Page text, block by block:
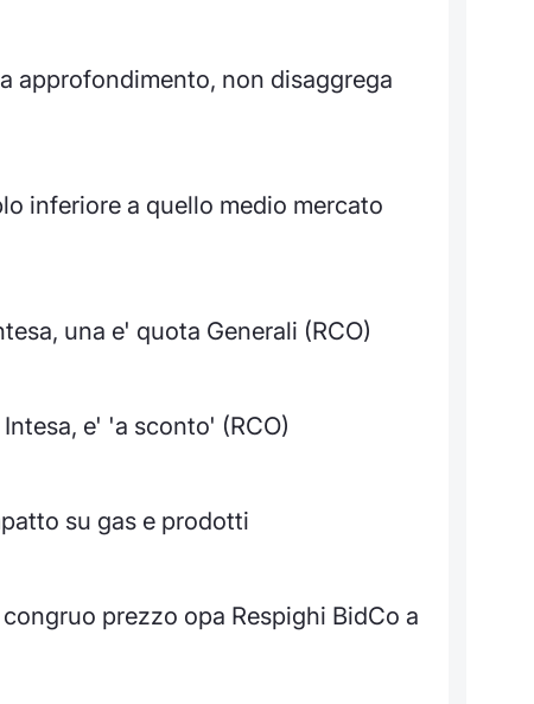
approfondimento, non disaggrega
inferiore a quello medio mercato
una e' quota Generali (RCO)
e' 'a sconto' (RCO)
su gas e prodotti
prezzo opa Respighi BidCo a